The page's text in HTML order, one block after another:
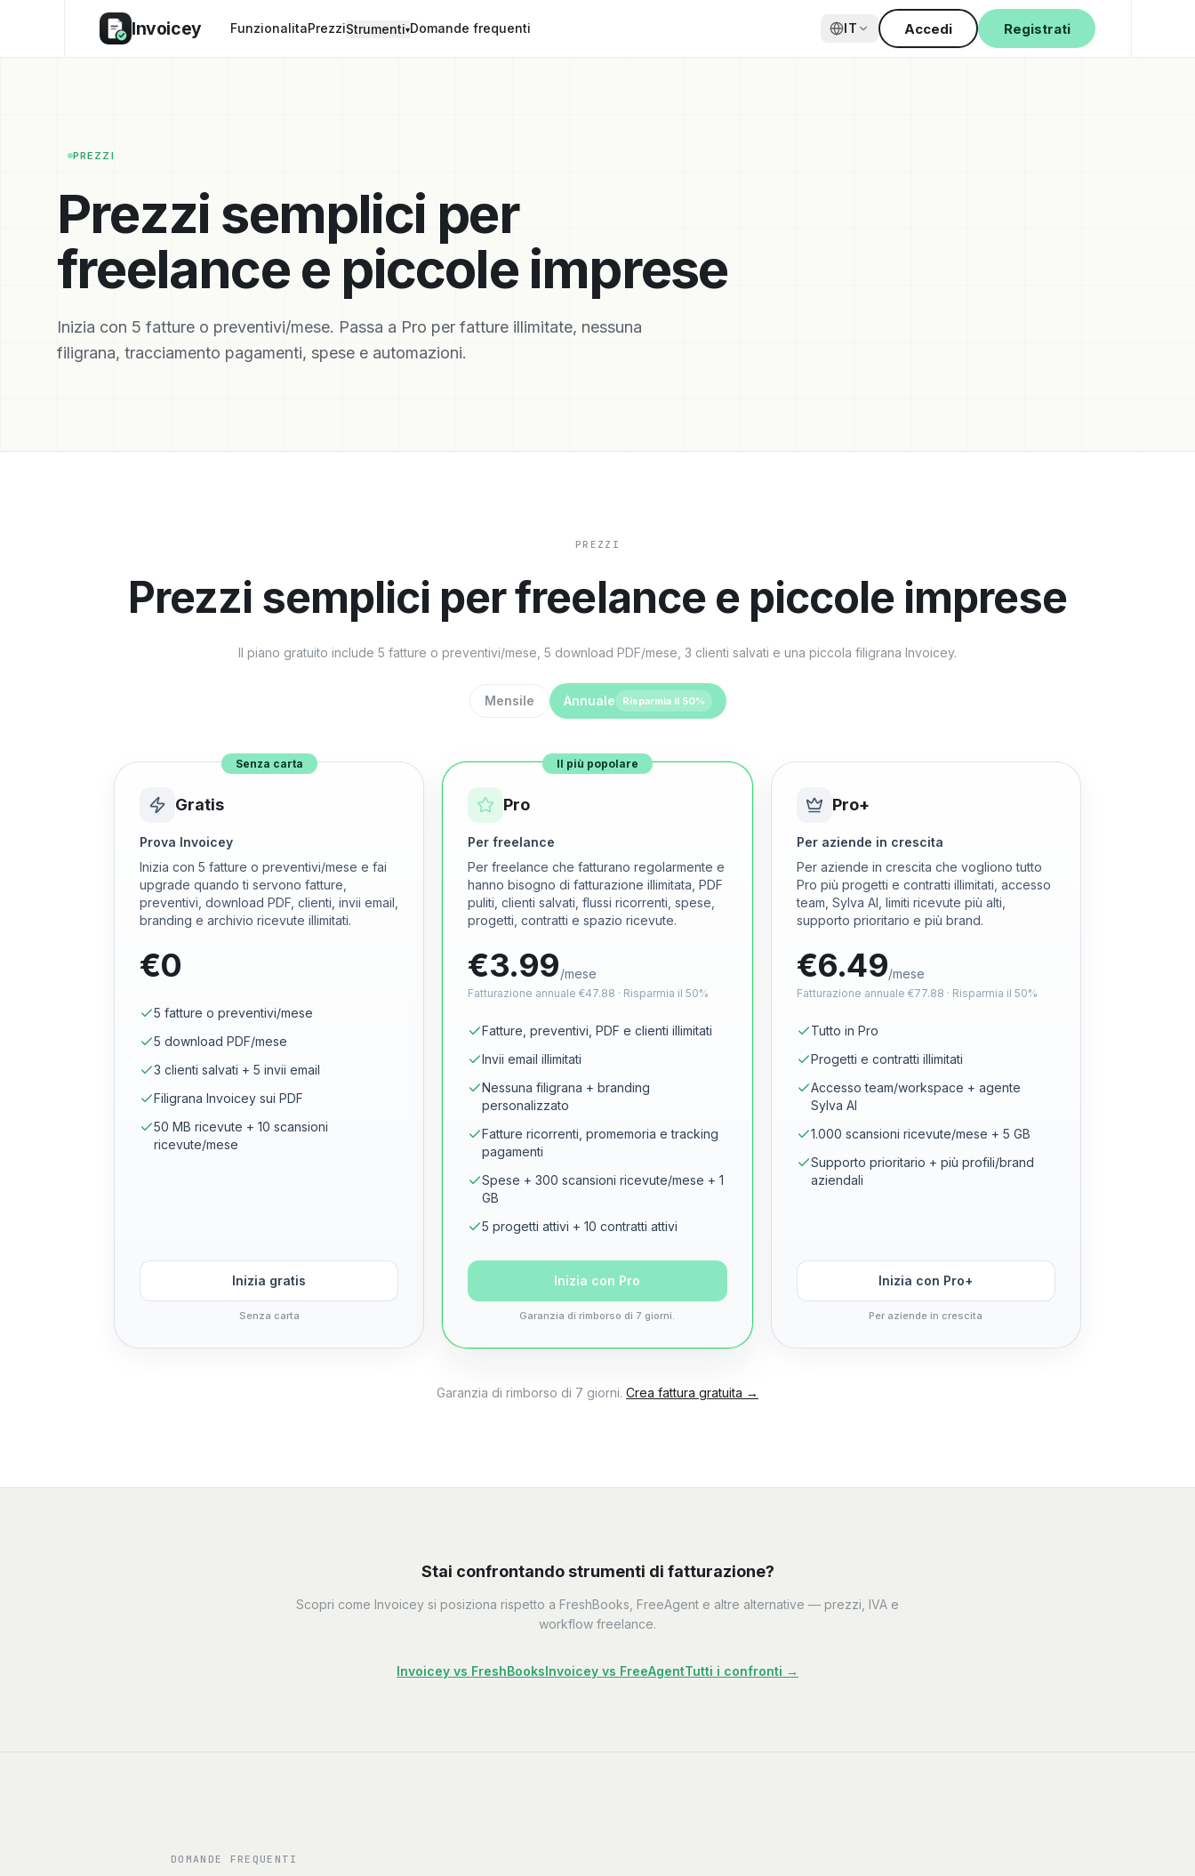
Invoicey FunzionalitaPrezziStrumenti▾Domande frequenti IT Accedi Registrati
PREZZI
Prezzi semplici per
freelance e piccole imprese
Inizia con 5 fatture o preventivi/mese. Passa a Pro per fatture illimitate, nessuna
filigrana, tracciamento pagamenti, spese e automazioni.
PREZZI
Prezzi semplici per freelance e piccole imprese
Il piano gratuito include 5 fatture o preventivi/mese, 5 download PDF/mese, 3 clienti salvati e una piccola filigrana Invoicey.
Mensile Annuale Risparmia il 50%
Senza carta
Gratis
Prova Invoicey
Inizia con 5 fatture o preventivi/mese e fai
upgrade quando ti servono fatture,
preventivi, download PDF, clienti, invii email,
branding e archivio ricevute illimitati.
€0
5 fatture o preventivi/mese
5 download PDF/mese
3 clienti salvati + 5 invii email
Filigrana Invoicey sui PDF
50 MB ricevute + 10 scansioni
ricevute/mese
Inizia gratis
Senza carta
Il più popolare
Pro
Per freelance
Per freelance che fatturano regolarmente e
hanno bisogno di fatturazione illimitata, PDF
puliti, clienti salvati, flussi ricorrenti, spese,
progetti, contratti e spazio ricevute.
€3.99/mese
Fatturazione annuale €47.88 · Risparmia il 50%
Fatture, preventivi, PDF e clienti illimitati
Invii email illimitati
Nessuna filigrana + branding
personalizzato
Fatture ricorrenti, promemoria e tracking
pagamenti
Spese + 300 scansioni ricevute/mese + 1
GB
5 progetti attivi + 10 contratti attivi
Inizia con Pro
Garanzia di rimborso di 7 giorni.
Pro+
Per aziende in crescita
Per aziende in crescita che vogliono tutto
Pro più progetti e contratti illimitati, accesso
team, Sylva AI, limiti ricevute più alti,
supporto prioritario e più brand.
€6.49/mese
Fatturazione annuale €77.88 · Risparmia il 50%
Tutto in Pro
Progetti e contratti illimitati
Accesso team/workspace + agente
Sylva AI
1.000 scansioni ricevute/mese + 5 GB
Supporto prioritario + più profili/brand
aziendali
Inizia con Pro+
Per aziende in crescita
Garanzia di rimborso di 7 giorni. Crea fattura gratuita →
Stai confrontando strumenti di fatturazione?
Scopri come Invoicey si posiziona rispetto a FreshBooks, FreeAgent e altre alternative — prezzi, IVA e
workflow freelance.
Invoicey vs FreshBooksInvoicey vs FreeAgentTutti i confronti →
DOMANDE FREQUENTI